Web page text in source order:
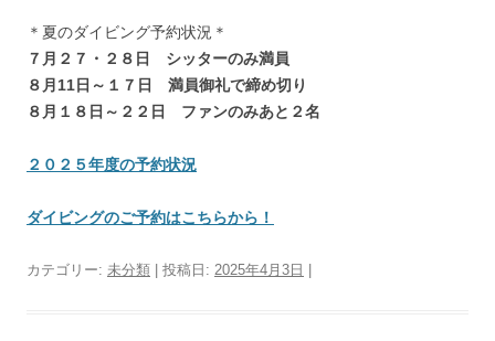
＊夏のダイビング予約状況＊
７月２７・２８日 シッターのみ満員
８月11日～１７日 満員御礼で締め切り
８月１８日～２２日 ファンのみあと２名
２０２５年度の予約状況
ダイビングのご予約はこちらから！
カテゴリー: 未分類 | 投稿日: 2025年4月3日 |